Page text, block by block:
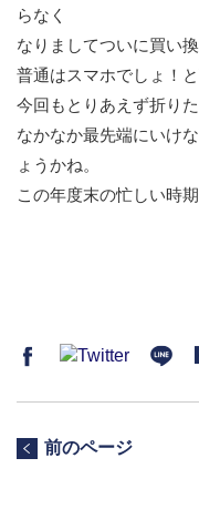
らなく
なりましてついに買い
普通はスマホでしょ！
今回もとりあえず折り
なかなか最先端にいけ
ょうかね。
この年度末の忙しい時
前のページ